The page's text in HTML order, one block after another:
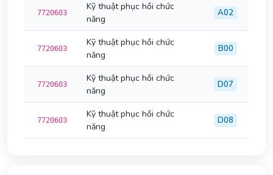
7720603
Kỹ thuật phục hồi chức
năng
A02
7720603
Kỹ thuật phục hồi chức
năng
B00
7720603
Kỹ thuật phục hồi chức
năng
D07
7720603
Kỹ thuật phục hồi chức
năng
D08